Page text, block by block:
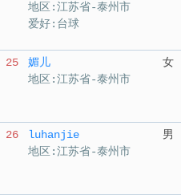
地区:江苏省-泰州市
爱好:台球
25 媚儿 女
地区:江苏省-泰州市
26 luhanjie 男
地区:江苏省-泰州市